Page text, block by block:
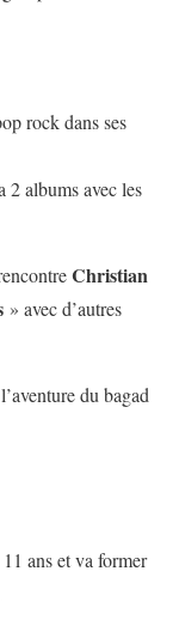
op rock dans ses
2 albums avec les
Christian
» avec d’autres
du bagad
ans et va former